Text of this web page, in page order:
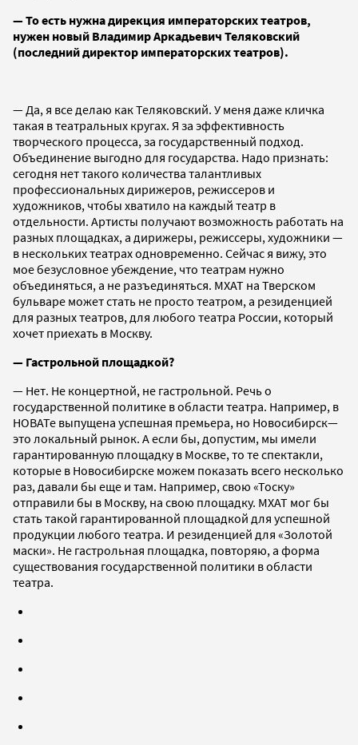
— То есть нужна дирекция императорских театров,
нужен новый Владимир Аркадьевич Теляковский
(последний директор императорских театров).
— Да, я все делаю как Теляковский. У меня даже кличка
такая в театральных кругах. Я за эффективность
творческого процесса, за государственный подход.
Объединение выгодно для государства. Надо признать:
сегодня нет такого количества талантливых
профессиональных дирижеров, режиссеров и
художников, чтобы хватило на каждый театр в
отдельности. Артисты получают возможность работать на
разных площадках, а дирижеры, режиссеры, художники —
в нескольких театрах одновременно. Сейчас я вижу, это
мое безусловное убеждение, что театрам нужно
объединяться, а не разъединяться. МХАТ на Тверском
бульваре может стать не просто театром, а резиденцией
для разных театров, для любого театра России, который
хочет приехать в Москву.
— Гастрольной площадкой?
— Нет. Не концертной, не гастрольной. Речь о
государственной политике в области театра. Например, в
НОВАТе выпущена успешная премьера, но Новосибирск—
это локальный рынок. А если бы, допустим, мы имели
гарантированную площадку в Москве, то те спектакли,
которые в Новосибирске можем показать всего несколько
раз, давали бы еще и там. Например, свою «Тоску»
отправили бы в Москву, на свою площадку. МХАТ мог бы
стать такой гарантированной площадкой для успешной
продукции любого театра. И резиденцией для «Золотой
маски». Не гастрольная площадка, повторяю, а форма
существования государственной политики в области
театра.